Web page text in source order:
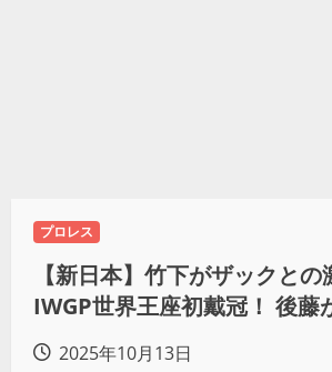
プロレス
【新日本】竹下がザックと
IWGP世界王座初戴冠！ 後藤
2025年10月13日